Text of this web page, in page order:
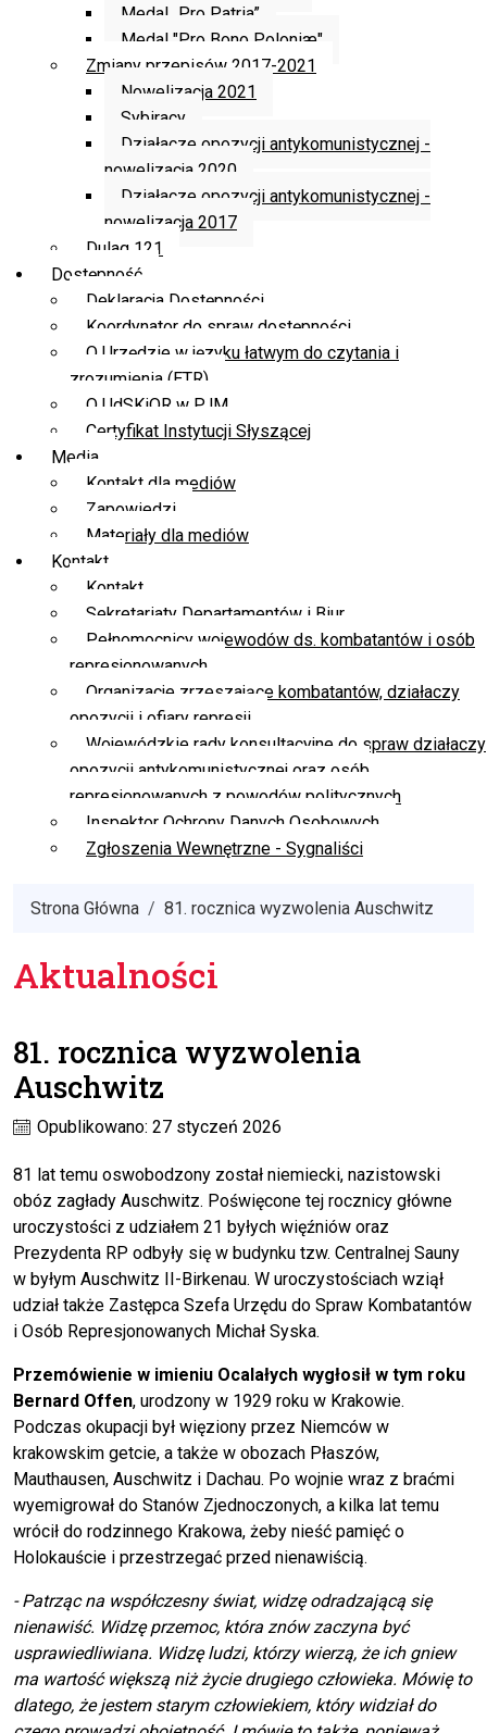
Medal „Pro Patria”
Medal "Pro Bono Poloniæ"
Zmiany przepisów 2017-2021
Nowelizacja 2021
Sybiracy
Działacze opozycji antykomunistycznej -
nowelizacja 2020
Działacze opozycji antykomunistycznej -
nowelizacja 2017
Dulag 121
Dostępność
Deklaracja Dostępności
Koordynator do spraw dostępności
O Urzędzie w języku łatwym do czytania i
zrozumienia (ETR)
O UdSKiOR w PJM
Certyfikat Instytucji Słyszącej
Media
Kontakt dla mediów
Zapowiedzi
Materiały dla mediów
Kontakt
Kontakt
Sekretariaty Departamentów i Biur
Pełnomocnicy wojewodów ds. kombatantów i osób
represjonowanych
Organizacje zrzeszające kombatantów, działaczy
opozycji i ofiary represji
Wojewódzkie rady konsultacyjne do spraw działaczy
opozycji antykomunistycznej oraz osób
represjonowanych z powodów politycznych
Inspektor Ochrony Danych Osobowych
Zgłoszenia Wewnętrzne - Sygnaliści
Strona Główna 81. rocznica wyzwolenia Auschwitz
Aktualności
81. rocznica wyzwolenia
Auschwitz
Opublikowano: 27 styczeń 2026
81 lat temu oswobodzony został niemiecki, nazistowski
obóz zagłady Auschwitz. Poświęcone tej rocznicy główne
uroczystości z udziałem 21 byłych więźniów oraz
Prezydenta RP odbyły się w budynku tzw. Centralnej Sauny
w byłym Auschwitz II-Birkenau. W uroczystościach wziął
udział także Zastępca Szefa Urzędu do Spraw Kombatantów
i Osób Represjonowanych Michał Syska.
Przemówienie w imieniu Ocalałych wygłosił w tym roku
Bernard Offen, urodzony w 1929 roku w Krakowie.
Podczas okupacji był więziony przez Niemców w
krakowskim getcie, a także w obozach Płaszów,
Mauthausen, Auschwitz i Dachau. Po wojnie wraz z braćmi
wyemigrował do Stanów Zjednoczonych, a kilka lat temu
wrócił do rodzinnego Krakowa, żeby nieść pamięć o
Holokauście i przestrzegać przed nienawiścią.
- Patrząc na współczesny świat, widzę odradzającą się
nienawiść. Widzę przemoc, która znów zaczyna być
usprawiedliwiana. Widzę ludzi, którzy wierzą, że ich gniew
ma wartość większą niż życie drugiego człowieka. Mówię to
dlatego, że jestem starym człowiekiem, który widział do